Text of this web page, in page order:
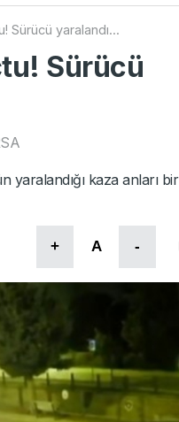
Sürücü yaralandı...
Sürücü
kaza anları
+ A -